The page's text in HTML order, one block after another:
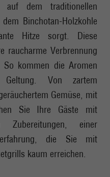
dem traditionellen
Binchotan-Holzkohle
Hitze sorgt. Diese
raucharme Verbrennung
kommen die Aromen
Von zartem
Gemüse, mit
Sie Ihre Gäste mit
Zubereitungen, einer
die Sie mit
kaum erreichen.